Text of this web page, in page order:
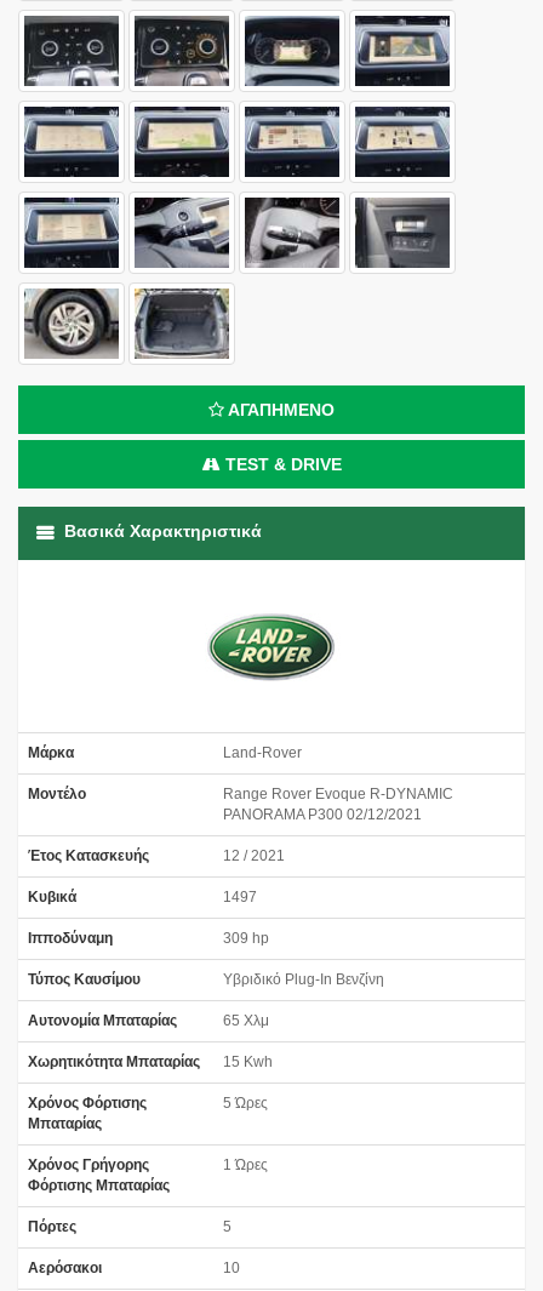
ΑΓΑΠΗΜΕΝΟ
TEST & DRIVE
Βασικά Χαρακτηριστικά
Μάρκα Land-Rover
Μοντέλο
Range Rover Evoque R-DYNAMIC
PANORAMA P300 02/12/2021
Έτος Κατασκευής 12 / 2021
Κυβικά 1497
Ιπποδύναμη 309 hp
Τύπος Καυσίμου Υβριδικό Plug-In Βενζίνη
Αυτονομία Μπαταρίας 65 Χλμ
Χωρητικότητα Μπαταρίας 15 Kwh
Χρόνος Φόρτισης
Μπαταρίας
5 Ώρες
Χρόνος Γρήγορης
Φόρτισης Μπαταρίας
1 Ώρες
Πόρτες 5
Αερόσακοι 10